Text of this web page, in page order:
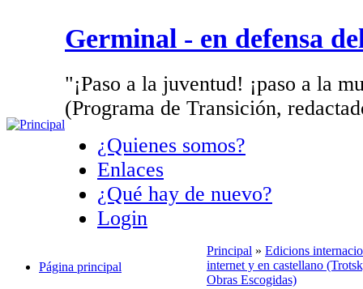
Germinal - en defensa
"¡Paso a la juventud! ¡paso a la
(Programa de Transición,
¿Quienes somos?
Enlaces
¿Qué hay de nuevo?
Login
Página principal
Principal » Edicions
internet y en castellano
Obras Escogidas)